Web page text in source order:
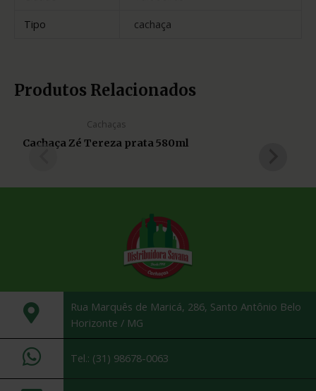
Tipo
cachaça
Produtos Relacionados
Cachaças
Cachaça Zé Tereza prata 580ml
Rua Marquês de Maricá, 286, Santo Antônio Belo
Horizonte / MG
Tel.: (31) 98678-0063